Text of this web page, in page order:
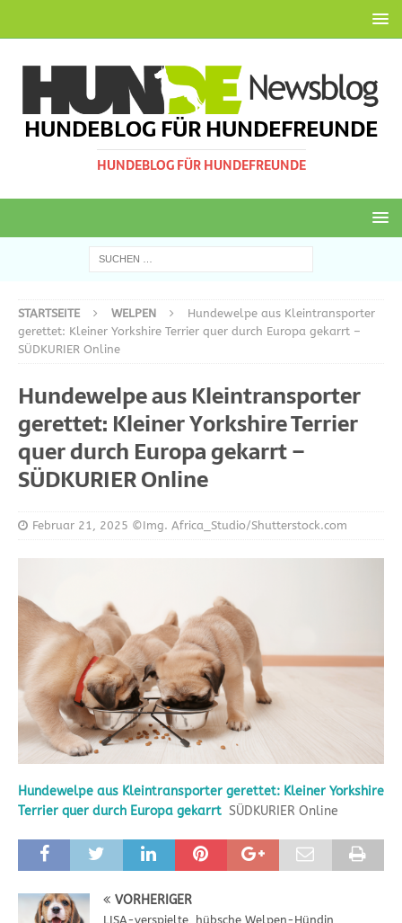
HUNDEBLOG FÜR HUNDEFREUNDE
HUNDEBLOG FÜR HUNDEFREUNDE
STARTSEITE WELPEN
Hundewelpe aus Kleintransporter
gerettet: Kleiner Yorkshire Terrier quer durch Europa gekarrt –
SÜDKURIER Online
Hundewelpe aus Kleintransporter
gerettet: Kleiner Yorkshire Terrier
quer durch Europa gekarrt –
SÜDKURIER Online
Februar 21, 2025 ©Img. Africa_Studio/Shutterstock.com
Hundewelpe aus Kleintransporter gerettet: Kleiner Yorkshire
Terrier quer durch Europa gekarrt SÜDKURIER Online
VORHERIGER
LISA-verspielte, hübsche Welpen-Hündin